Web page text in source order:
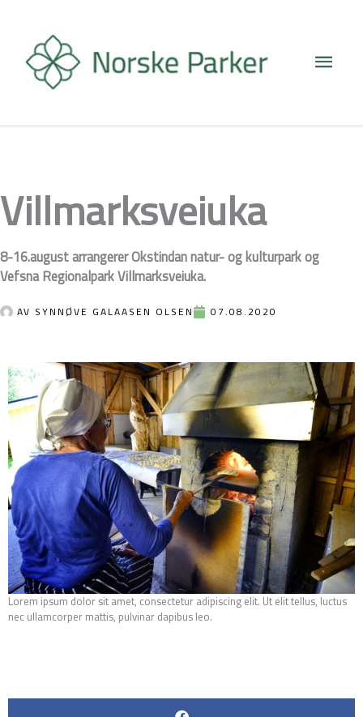
innholdet
Villmarksveiuka
8-16.august arrangerer Okstindan natur- og kulturpark og
Vefsna Regionalpark Villmarksveiuka.
AV SYNNØVE GALAASEN OLSEN 07.08.2020
Lorem ipsum dolor sit amet, consectetur adipiscing elit. Ut elit tellus, luctus
nec ullamcorper mattis, pulvinar dapibus leo.